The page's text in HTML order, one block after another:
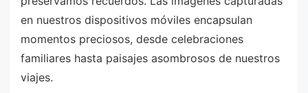
en nuestros dispositivos móviles encapsulan
momentos preciosos, desde celebraciones
familiares hasta paisajes asombrosos de nuestros
viajes.